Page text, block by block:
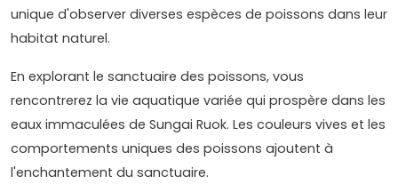
unique d'observer diverses espèces de poissons dans leur
habitat naturel.
En explorant le sanctuaire des poissons, vous
rencontrerez la vie aquatique variée qui prospère dans les
eaux immaculées de Sungai Ruok. Les couleurs vives et les
comportements uniques des poissons ajoutent à
l'enchantement du sanctuaire.